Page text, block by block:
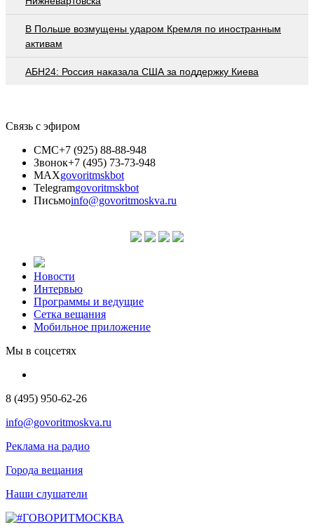
В Польше возмущены ударом Кремля по иностранным
активам
АБН24: Россия наказала США за поддержку Киева
Связь с эфиром
СМС+7 (925) 88-88-948
Звонок+7 (495) 73-73-948
MAXgovoritmskbot
Telegramgovoritmskbot
Письмоinfo@govoritmoskva.ru
Новости
Интервью
Программы и ведущие
Сетка вещания
Мобильное приложение
Мы в соцсетях
8 (495) 950-62-26
info@govoritmoskva.ru
Реклама на радио
Города вещания
Наши слушатели